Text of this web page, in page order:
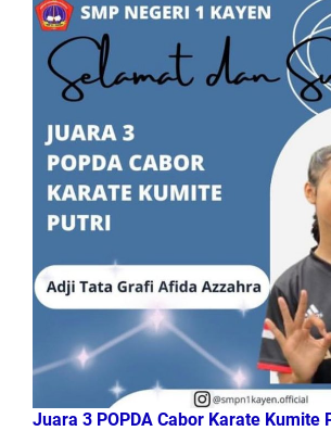
Juara 3 POPDA Cabor Karate Kumite